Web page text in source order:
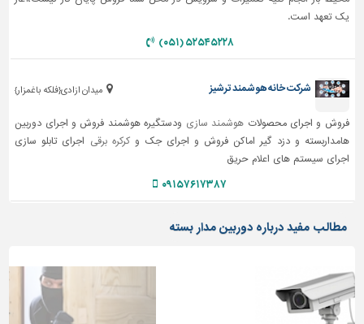
یک تعهد است.
۵۲۵۴۵۲۲۸ (۰۵۱)
میدان ازادی{فلکه باغمزار} شرکت خانه هوشمند ترشیز
فروش و اجرای محصولات هوشمند سازی ودستگیره هوشمند فروش و اجرای دوربین
هامداربسته و دزد گیر اماکن فروش و اجرای جک وکرکره برقی اجرای تابلو سازی
اجرای سیستم های اعلام حریق
۰۹۱۵۷۶۱۷۳۸۷
مطالب مفید درباره دوربین مدار بسته